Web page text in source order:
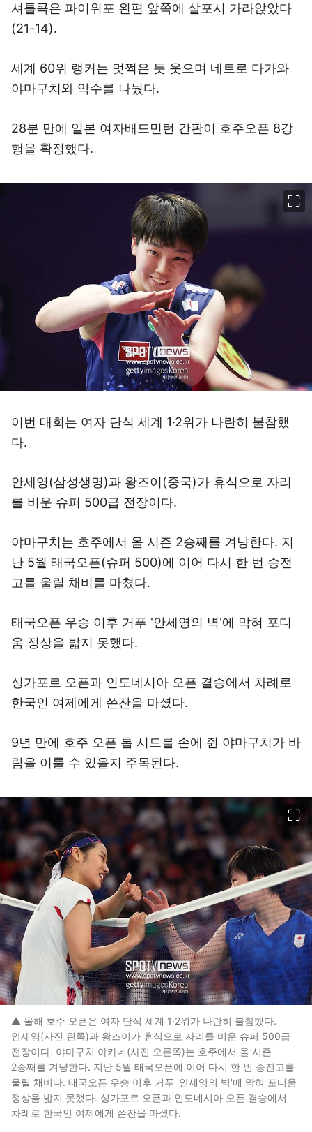
셔틀콕은 파이위포 왼편 앞쪽에 살포시 가라앉았다
(21-14).
세계 60위 랭커는 멋쩍은 듯 웃으며 네트로 다가와
야마구치와 악수를 나눴다.
28분 만에 일본 여자배드민턴 간판이 호주오픈 8강
행을 확정했다.
이번 대회는 여자 단식 세계 1·2위가 나란히 불참했
다.
안세영(삼성생명)과 왕즈이(중국)가 휴식으로 자리
를 비운 슈퍼 500급 전장이다.
야마구치는 호주에서 올 시즌 2승째를 겨냥한다. 지
난 5월 태국오픈(슈퍼 500)에 이어 다시 한 번 승전
고를 울릴 채비를 마쳤다.
태국오픈 우승 이후 거푸 '안세영의 벽'에 막혀 포디
움 정상을 밟지 못했다.
싱가포르 오픈과 인도네시아 오픈 결승에서 차례로
한국인 여제에게 쓴잔을 마셨다.
9년 만에 호주 오픈 톱 시드를 손에 쥔 야마구치가 바
람을 이룰 수 있을지 주목된다.
▲ 올해 호주 오픈은 여자 단식 세계 1·2위가 나란히 불참했다.
안세영(사진 왼쪽)과 왕즈이가 휴식으로 자리를 비운 슈퍼 500급
전장이다. 야마구치 아카네(사진 오른쪽)는 호주에서 올 시즌
2승째를 겨냥한다. 지난 5월 태국오픈에 이어 다시 한 번 승전고를
울릴 채비다. 태국오픈 우승 이후 거푸 '안세영의 벽'에 막혀 포디움
정상을 밟지 못했다. 싱가포르 오픈과 인도네시아 오픈 결승에서
차례로 한국인 여제에게 쓴잔을 마셨다.